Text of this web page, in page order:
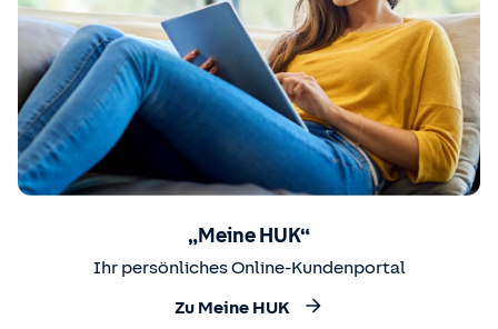
„Meine HUK“
Ihr persönliches Online-Kundenportal
Zu Meine HUK